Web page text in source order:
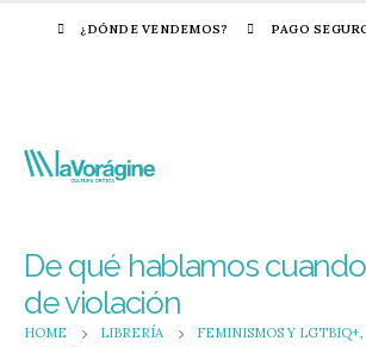
¿DÓNDE VENDEMOS? PAGO
De qué hablamos
de violación
HOME LIBRERÍA FEMINISMOS Y LGTBIQ+,